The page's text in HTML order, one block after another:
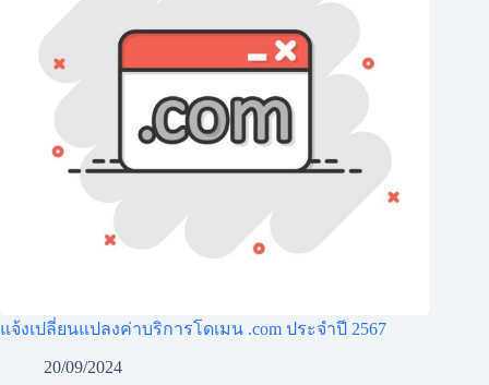
แจ้งเปลี่ยนแปลงค่าบริการโดเมน .com ประจำปี 2567
20/09/2024